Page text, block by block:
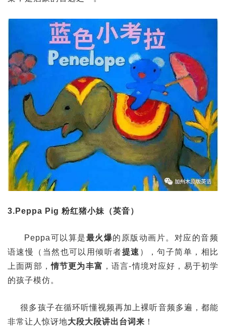
3.Peppa Pig 粉红猪小妹（英音）
Peppa可以算是最火爆的原版动画片。对应的音频
语速慢（当然也可以用倾听者提速 ），句子简单，相比
上面两部，情节更为丰富 ，语言-情境对应好，易于初学
的孩子模仿。
很多孩子在循环听懂视频再加上裸听音频多遍，都能
非常让人惊讶地大段大段讲出台词来 ！